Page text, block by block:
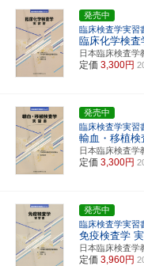
発売中
臨床検査学実習
臨床化学検
日本臨床検査
定価 3,300円
発売中
臨床検査学実習
輸血・移植検
日本臨床検査
定価 3,300円
発売中
臨床検査学実習
免疫検査学
日本臨床検査
定価 3,960円